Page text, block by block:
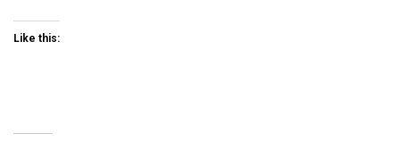
Like this: